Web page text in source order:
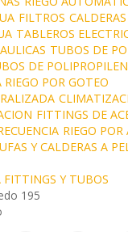
FILTROS CALDERAS
TABLEROS
TUBOS DE
DE
RIEGO POR GOTEO
FITTINGS DE
RIEGO POR
Y CALDERAS A
FITTINGS Y TUBOS
195